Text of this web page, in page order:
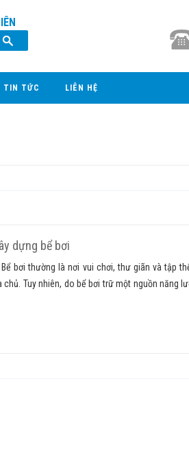
TIN TỨC LIÊN HỆ
dựng bể bơi
bơi thường là nơi vui chơi, thư giãn và tập
Tuy nhiên, do bể bơi trữ một nguồn năng